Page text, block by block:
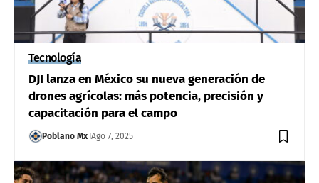
Tecnología
DJI lanza en México su nueva generación de
drones agrícolas: más potencia, precisión y
capacitación para el campo
Poblano Mx Ago 7, 2025